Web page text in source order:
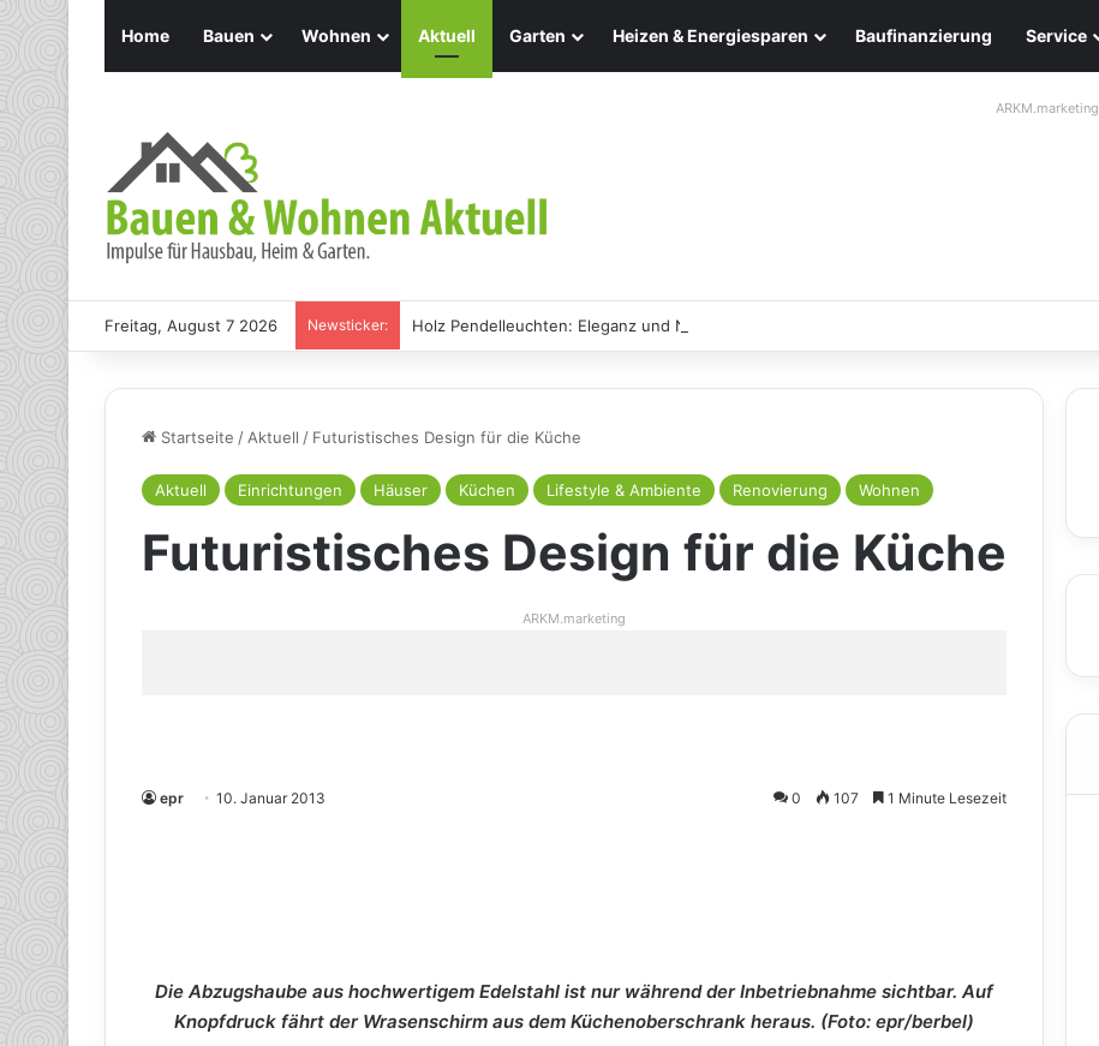
Home Bauen Wohnen Aktuell Garten Heizen & Energiesparen Baufinanzierung Service
ARKM.marketing
Freitag, August 7 2026 Newsticker: Holz Pendelleuchten: Eleganz und Nachhaltigkeit für Ihr Zuhause
Startseite /Aktuell / Futuristisches Design für die Küche
Aktuell Einrichtungen Häuser Küchen Lifestyle & Ambiente Renovierung Wohnen
Futuristisches Design für die Küche
ARKM.marketing
epr 10. Januar 2013 0 107 1 Minute Lesezeit
Die Abzugshaube aus hochwertigem Edelstahl ist nur während der Inbetriebnahme sichtbar. Auf
Knopfdruck fährt der Wrasenschirm aus dem Küchenoberschrank heraus. (Foto: epr/berbel)